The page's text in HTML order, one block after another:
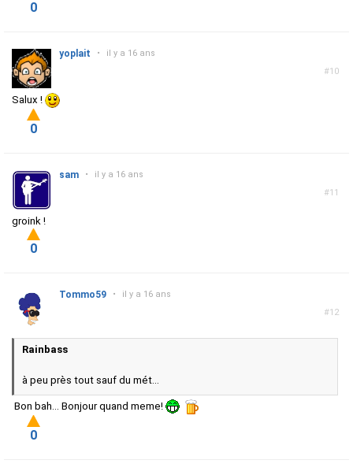
0
#10
yoplait • il y a 16 ans
Salux !
0
#11
sam • il y a 16 ans
groink !
0
#12
Tommo59 • il y a 16 ans
Rainbass
à peu près tout sauf du mét...
Bon bah... Bonjour quand meme!
0